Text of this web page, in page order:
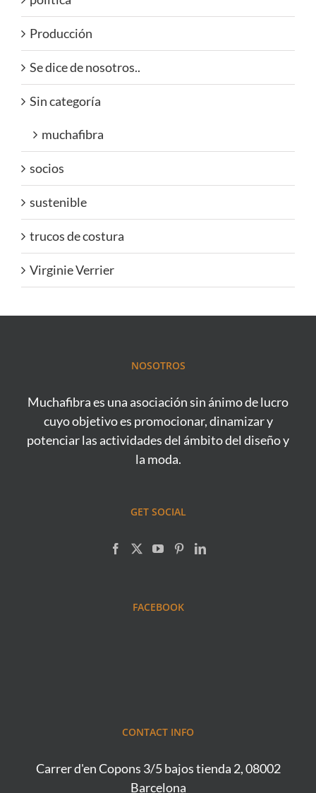
Producción
Se dice de nosotros..
Sin categoría
muchafibra
socios
sustenible
trucos de costura
Virginie Verrier
NOSOTROS
Muchafibra es una asociación sin ánimo de lucro
cuyo objetivo es promocionar, dinamizar y
potenciar las actividades del ámbito del diseño y
la moda.
GET SOCIAL
FACEBOOK
CONTACT INFO
Carrer d'en Copons 3/5 bajos tienda 2, 08002
Barcelona